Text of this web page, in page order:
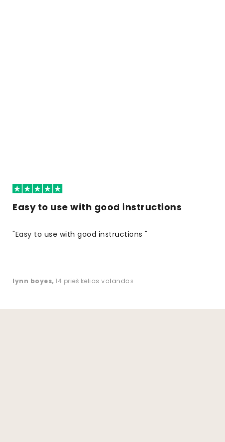
Easy to use with good instructions
"Easy to use with good instructions "
lynn boyes, 14 prieš kelias valandas